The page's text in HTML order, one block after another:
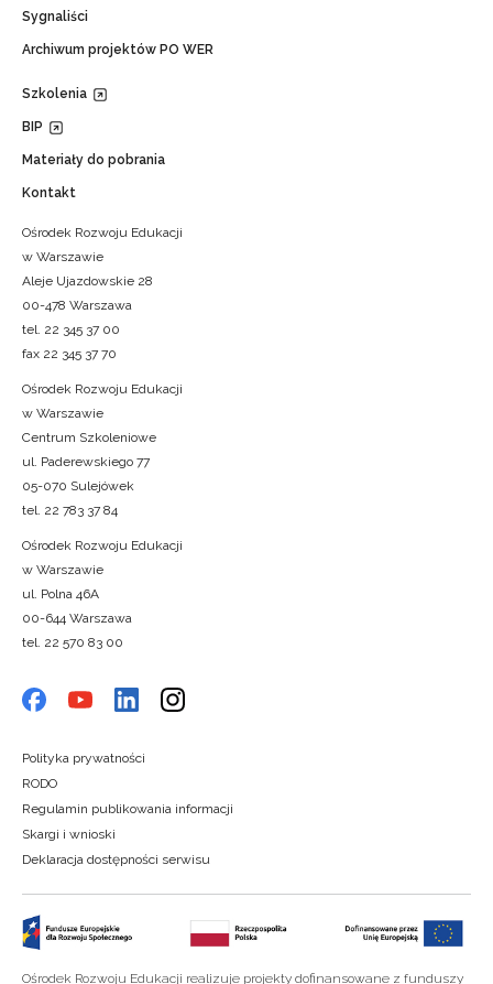
Sygnaliści
Archiwum projektów PO WER
Szkolenia
BIP
Materiały do pobrania
Kontakt
Ośrodek Rozwoju Edukacji
w Warszawie
Aleje Ujazdowskie 28
00-478 Warszawa
tel. 22 345 37 00
fax 22 345 37 70
Ośrodek Rozwoju Edukacji
w Warszawie
Centrum Szkoleniowe
ul. Paderewskiego 77
05-070 Sulejówek
tel. 22 783 37 84
Ośrodek Rozwoju Edukacji
w Warszawie
ul. Polna 46A
00-644 Warszawa
tel. 22 570 83 00
Polityka prywatności
RODO
Regulamin publikowania informacji
Skargi i wnioski
Deklaracja dostępności serwisu
Ośrodek Rozwoju Edukacji realizuje projekty dofinansowane z funduszy